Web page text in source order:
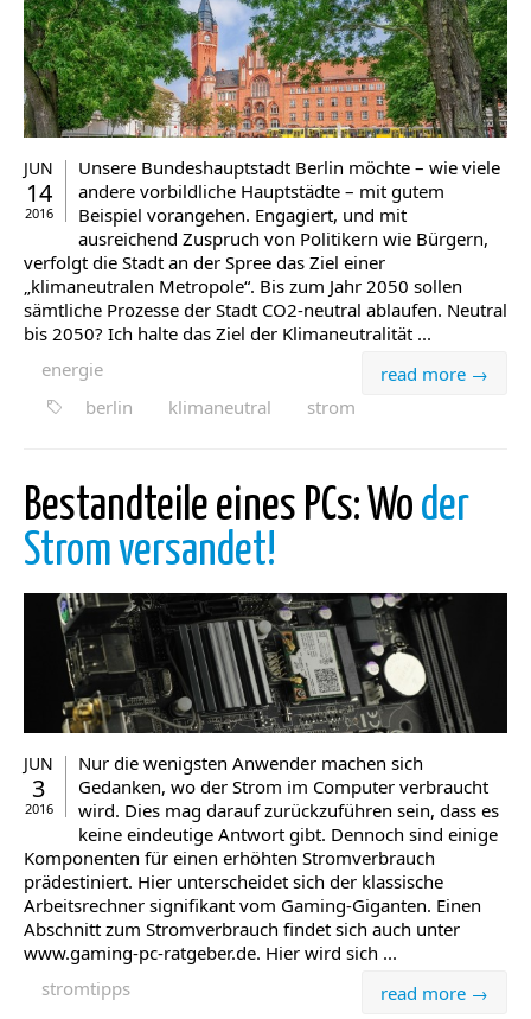
JUN
14
2016
Unsere Bundeshauptstadt Berlin möchte – wie viele
andere vorbildliche Hauptstädte – mit gutem
Beispiel vorangehen. Engagiert, und mit
ausreichend Zuspruch von Politikern wie Bürgern,
verfolgt die Stadt an der Spree das Ziel einer
„klimaneutralen Metropole“. Bis zum Jahr 2050 sollen
sämtliche Prozesse der Stadt CO2-neutral ablaufen. Neutral
bis 2050? Ich halte das Ziel der Klimaneutralität ...
read more →
energie
berlin
klimaneutral strom
Bestandteile eines PCs: Wo der
Strom versandet!
JUN
3
2016
Nur die wenigsten Anwender machen sich
Gedanken, wo der Strom im Computer verbraucht
wird. Dies mag darauf zurückzuführen sein, dass es
keine eindeutige Antwort gibt. Dennoch sind einige
Komponenten für einen erhöhten Stromverbrauch
prädestiniert. Hier unterscheidet sich der klassische
Arbeitsrechner signifikant vom Gaming-Giganten. Einen
Abschnitt zum Stromverbrauch findet sich auch unter
www.gaming-pc-ratgeber.de. Hier wird sich ...
read more →
stromtipps